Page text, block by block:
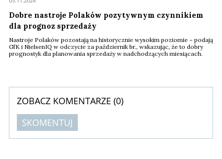
Dobre nastroje Polaków pozytywnym czynnikiem
dla prognoz sprzedaży
Nastroje Polaków pozostają na historycznie wysokim poziomie – podają
GfK i NielsenIQ w odczycie za październik br., wskazując, że to dobry
prognostyk dla planowania sprzedaży w nadchodzących miesiącach.
ZOBACZ KOMENTARZE (0)
SKOMENTUJ